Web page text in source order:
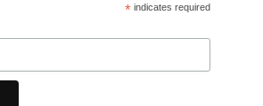
*indicates required